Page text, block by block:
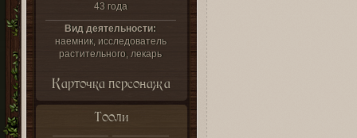
43 года
Вид деятельности:
наемник, исследователь
растительного, лекарь
Карточка персонажа
Тооли